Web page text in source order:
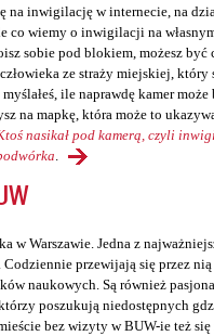
na inwigilację w internecie, na
co wiemy o inwigilacji na
sobie pod blokiem, możesz być
ze straży miejskiej, który
ile naprawdę kamer
na mapkę, która może to
nasikał pod kamerą, czyli
w Warszawie. Jedna z
przewijają się przez nią
naukowych. Są również
poszukują niedostępnych
bez wizyty w BUW-ie też